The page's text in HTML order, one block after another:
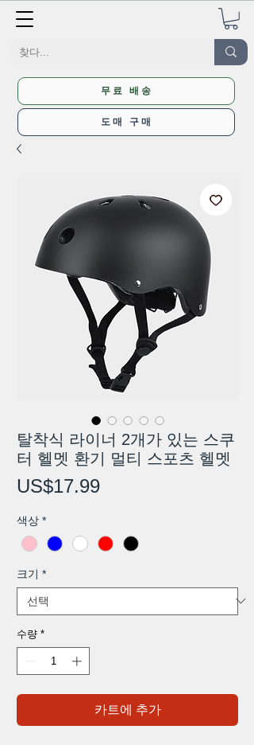
무료 배송
도매 구매
탈착식 라이너 2개가 있는 스쿠
터 헬멧 환기 멀티 스포츠 헬멧
US$17.99가
색상 *
크기 *
수량 *
카트에 추가